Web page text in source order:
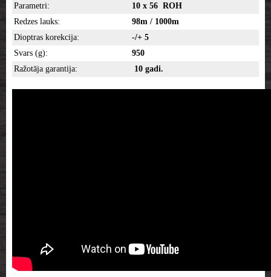
Parametri:
10 x 56 ROH
Redzes lauks:
98m / 1000m
Dioptras korekcija:
-/+ 5
Svars (g):
950
Ražotāja garantija:
10 gadi.